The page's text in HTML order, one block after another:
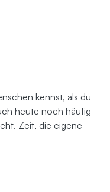
kennst, als du
heute noch häufig
Zeit, die eigene